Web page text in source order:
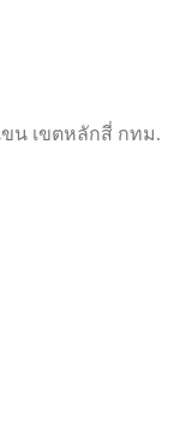
ขน เขตหลักสี่ กทม.